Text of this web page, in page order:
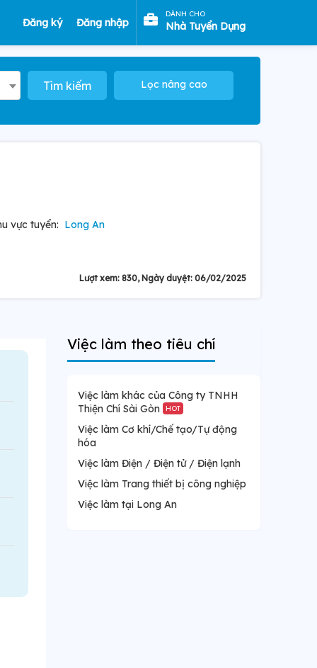
Đăng ký Đăng nhập
DÀNH CHO
Nhà Tuyển Dụng
Tìm kiếm Lọc nâng cao
vực tuyển: Long An
Lượt xem: 830, Ngày duyệt: 06/02/2025
Việc làm theo tiêu chí
Việc làm khác của Công ty TNHH
Thiện Chí Sài Gòn
HOT
Việc làm Cơ khí/Chế tạo/Tự động
hóa
Việc làm Điện / Điện tử / Điện lạnh
Việc làm Trang thiết bị công nghiệp
Việc làm tại Long An